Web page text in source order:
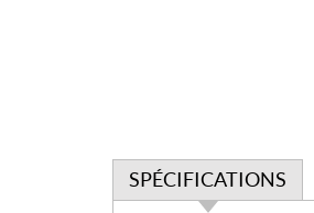
SPÉCIFICATIONS